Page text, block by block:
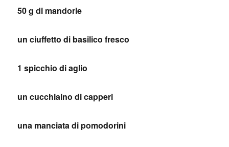
50 g di mandorle
un ciuffetto di basilico fresco
1 spicchio di aglio
un cucchiaino di capperi
una manciata di pomodorini